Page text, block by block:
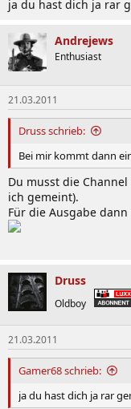
ja du hast dich ja rar
Andrejews
Enthusiast
21.03.2011
Druss schrieb:
Bei mir kommt dann
Du musst die
ich gemeint).
Für die Ausgabe dann
Druss
Oldboy
21.03.2011
Gamer68 schrieb:
ja du hast dich ja rar